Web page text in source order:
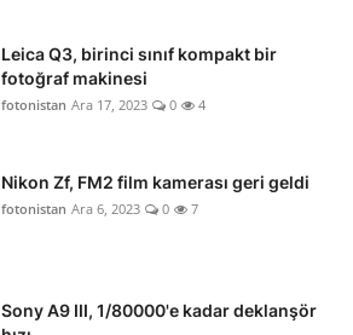
Leica Q3, birinci sınıf kompakt bir
fotoğraf makinesi
fotonistan Ara 17, 2023 0 4
Nikon Zf, FM2 film kamerası geri geldi
fotonistan Ara 6, 2023 0 7
Sony A9 III, 1/80000'e kadar deklanşör